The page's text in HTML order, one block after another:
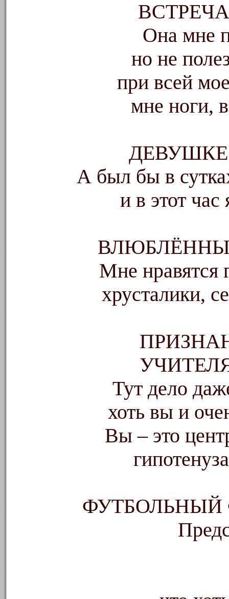
Она мне
но не
при всей
мне ноги,
А был бы в
и в этот
Мне нравятся
хрусталики,
Тут дело
хоть вы и
Вы – это